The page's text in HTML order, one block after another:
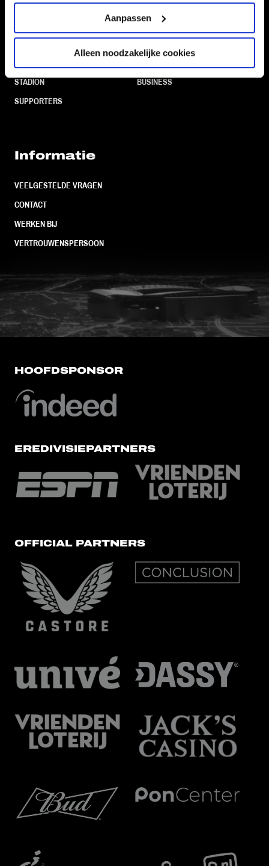
Aanpassen
Alleen noodzakelijke cookies
Navigeer naar
CLUB
STADION
SUPPORTERS
BUSINESS
Informatie
VEELGESTELDE VRAGEN
CONTACT
WERKEN BIJ
VERTROUWENSPERSOON
FC Utrecht<br>vanuit<br>het
HOOFDSPONSOR
EREDIVISIEPARTNERS
OFFICIAL PARTNERS